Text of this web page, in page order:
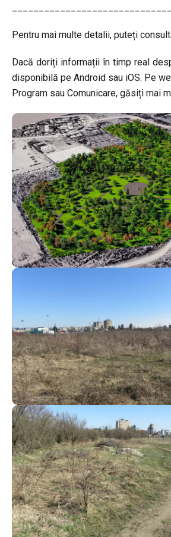
Pentru mai multe detalii, puteți
Dacă doriți informații în timp real
disponibilă pe Android sau iOS. Pe
Program sau Comunicare, găsiți mai